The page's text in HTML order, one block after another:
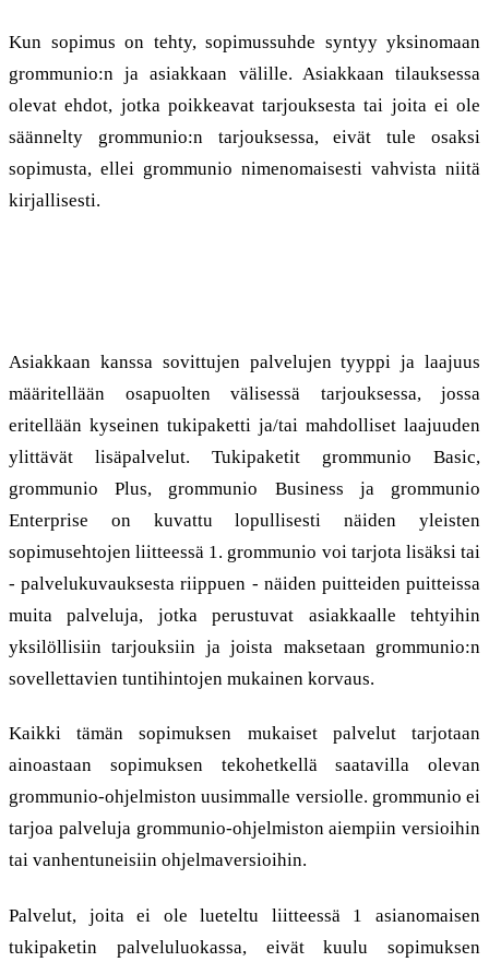
Kun sopimus on tehty, sopimussuhde syntyy yksinomaan
grommunio:n ja asiakkaan välille. Asiakkaan tilauksessa
olevat ehdot, jotka poikkeavat tarjouksesta tai joita ei ole
säännelty grommunio:n tarjouksessa, eivät tule osaksi
sopimusta, ellei grommunio nimenomaisesti vahvista niitä
kirjallisesti.
Asiakkaan kanssa sovittujen palvelujen tyyppi ja laajuus
määritellään osapuolten välisessä tarjouksessa, jossa
eritellään kyseinen tukipaketti ja/tai mahdolliset laajuuden
ylittävät lisäpalvelut. Tukipaketit grommunio Basic,
grommunio Plus, grommunio Business ja grommunio
Enterprise on kuvattu lopullisesti näiden yleisten
sopimusehtojen liitteessä 1. grommunio voi tarjota lisäksi tai
- palvelukuvauksesta riippuen - näiden puitteiden puitteissa
muita palveluja, jotka perustuvat asiakkaalle tehtyihin
yksilöllisiin tarjouksiin ja joista maksetaan grommunio:n
sovellettavien tuntihintojen mukainen korvaus.
Kaikki tämän sopimuksen mukaiset palvelut tarjotaan
ainoastaan sopimuksen tekohetkellä saatavilla olevan
grommunio-ohjelmiston uusimmalle versiolle. grommunio ei
tarjoa palveluja grommunio-ohjelmiston aiempiin versioihin
tai vanhentuneisiin ohjelmaversioihin.
Palvelut, joita ei ole lueteltu liitteessä 1 asianomaisen
tukipaketin palveluluokassa, eivät kuulu sopimuksen